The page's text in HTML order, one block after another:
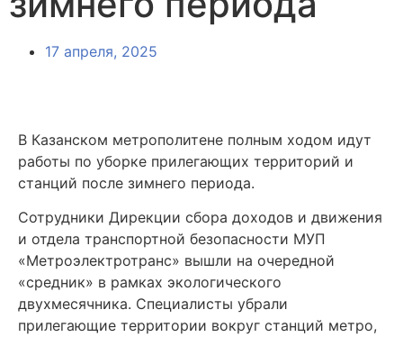
17 апреля, 2025
В Казанском метрополитене полным ходом идут
работы по уборке прилегающих территорий и
станций после зимнего периода.
Сотрудники Дирекции сбора доходов и движения
и отдела транспортной безопасности МУП
«Метроэлектротранс» вышли на очередной
«средник» в рамках экологического
двухмесячника. Специалисты убрали
прилегающие территории вокруг станций метро,